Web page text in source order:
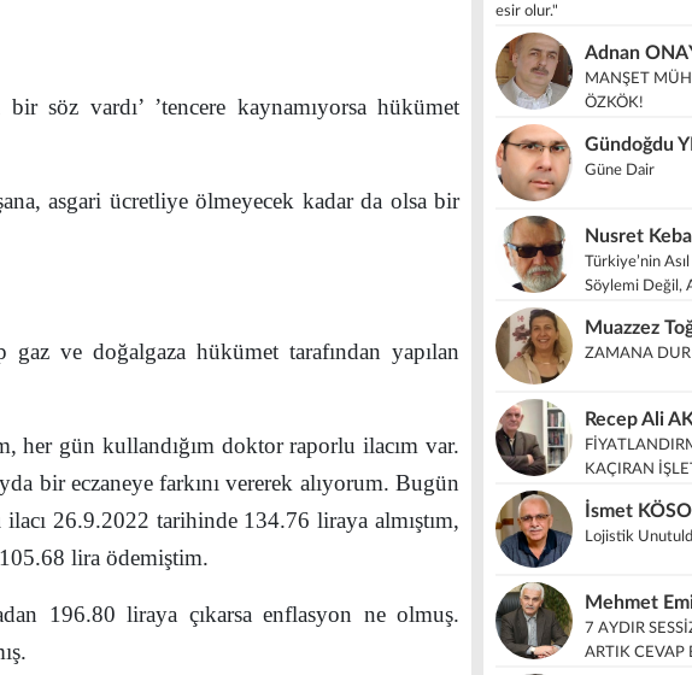
söz vardı’ ’tencere kaynamıyorsa hükümet
asgari ücretliye ölmeyecek kadar da olsa bir
ve doğalgaza hükümet tarafından yapılan
gün kullandığım doktor raporlu ilacım var.
bir eczaneye farkını vererek alıyorum. Bugün
26.9.2022 tarihinde 134.76 liraya almıştım,
lira ödemiştim.
196.80 liraya çıkarsa enflasyon ne olmuş.
esir olur."
Adnan
MANŞET
ÖZKÖK!
Gündoğdu
Güne Dair
Nusret
Türkiye’nin
Söylemi Değil,
Muazzez
ZAMANA
Recep Ali
KAÇIRAN
İsmet
Lojistik
Mehmet
7 AYDIR
ARTIK CEVAP